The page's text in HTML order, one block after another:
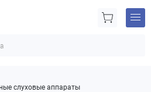
слуховые аппараты